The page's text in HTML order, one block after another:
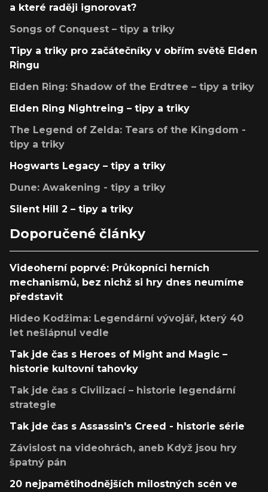
a které raději ignorovat?
Songs of Conquest – tipy a triky
Tipy a triky pro začátečníky v obřím světě Elden
Ringu
Elden Ring: Shadow of the Erdtree – tipy a triky
Elden Ring Nightreing – tipy a triky
The Legend of Zelda: Tears of the Kingdom -
tipy a triky
Hogwarts Legacy – tipy a triky
Dune: Awakening - tipy a triky
Silent Hill 2 – tipy a triky
Doporučené články
Videoherní poprvé: Průkopníci herních
mechanismů, bez nichž si hry dnes neumíme
představit
Hideo Kodžima: Legendární vývojář, který 40
let nešlápnul vedle
Tak jde čas s Heroes of Might and Magic –
historie kultovní tahovky
Tak jde čas s Civilizací – historie legendární
strategie
Tak jde čas s Assassin's Creed - historie série
Závislost na videohrách, aneb Když jsou hry
špatný pán
20 nejpamětihodnějších milostných scén ve